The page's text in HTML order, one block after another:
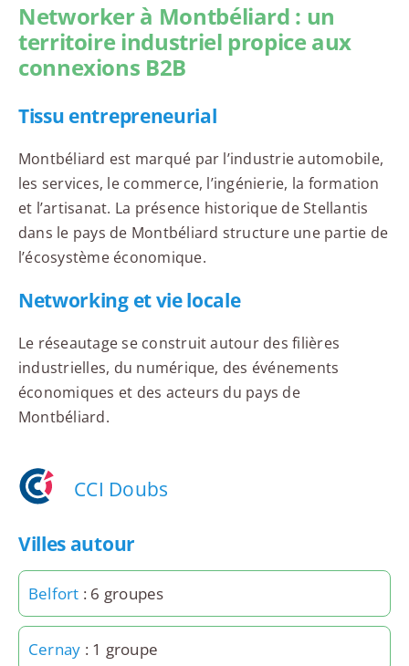
Networker à Montbéliard : un
territoire industriel propice aux
connexions B2B
Tissu entrepreneurial
Montbéliard est marqué par l’industrie automobile,
les services, le commerce, l’ingénierie, la formation
et l’artisanat. La présence historique de Stellantis
dans le pays de Montbéliard structure une partie de
l’écosystème économique.
Networking et vie locale
Le réseautage se construit autour des filières
industrielles, du numérique, des événements
économiques et des acteurs du pays de
Montbéliard.
CCI Doubs
Villes autour
Belfort : 6 groupes
Cernay : 1 groupe